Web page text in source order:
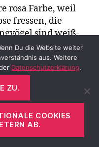
rosa Farbe, weil
fressen, die
sind weiß-
sich in ihren
ein. Je mehr
um so
Das ist wie bei
was ein
Du die Website weiter
aus. Weitere
Datenschutzerklärung.
ZU.
COOKIES
AB.